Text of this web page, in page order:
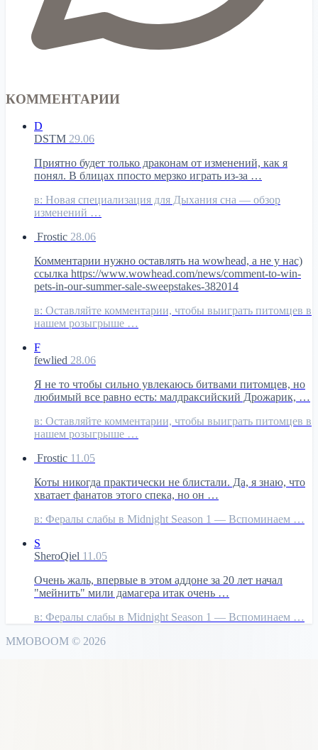
КОММЕНТАРИИ
D
DSTM 29.06
Приятно будет только драконам от изменений, как я
понял. В блицах ппосто мерзко играть из-за …
в: Новая специализация для Дыхания сна — обзор
изменений …
Frostic 28.06
Комментарии нужно оставлять на wowhead, а не у нас)
ссылка https://www.wowhead.com/news/comment-to-win-
pets-in-our-summer-sale-sweepstakes-382014
в: Оставляйте комментарии, чтобы выиграть питомцев в
нашем розыгрыше …
F
fewlied 28.06
Я не то чтобы сильно увлекаюсь битвами питомцев, но
любимый все равно есть: малдраксийский Дрожарик, …
в: Оставляйте комментарии, чтобы выиграть питомцев в
нашем розыгрыше …
Frostic 11.05
Коты никогда практически не блистали. Да, я знаю, что
хватает фанатов этого спека, но он …
в: Фералы слабы в Midnight Season 1 — Вспоминаем …
S
SheroQiel 11.05
Очень жаль, впервые в этом аддоне за 20 лет начал
"мейнить" мили дамагера итак очень …
в: Фералы слабы в Midnight Season 1 — Вспоминаем …
MMOBOOM © 2026